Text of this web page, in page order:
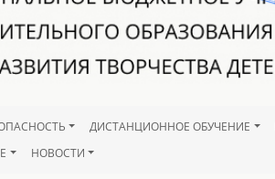
ДИСТАНЦИОННОЕ ОБУЧЕНИЕ
НОВОСТИ